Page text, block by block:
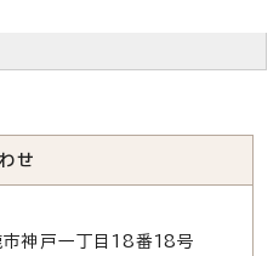
せ
神戸一丁目18番18号